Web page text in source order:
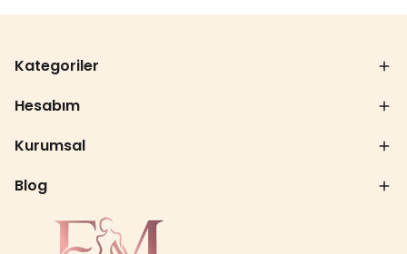
Kategoriler
Hesabım
Kurumsal
Blog